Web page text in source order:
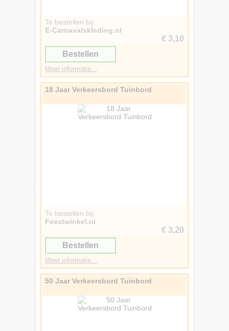
Te bestellen bij:
E-Carnavalskleding.nl
€ 3,10
Bestellen
Meer informatie...
18 Jaar Verkeersbord Tuinbord
Te bestellen bij:
Feestwinkel.nl
€ 3,20
Bestellen
Meer informatie...
50 Jaar Verkeersbord Tuinbord